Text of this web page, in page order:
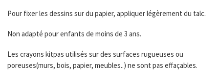
Pour fixer les dessins sur du papier, appliquer légèrement du talc.
Non adapté pour enfants de moins de 3 ans.
Les crayons kitpas utilisés sur des surfaces rugueuses ou
poreuses(murs, bois, papier, meubles..) ne sont pas effaçables.